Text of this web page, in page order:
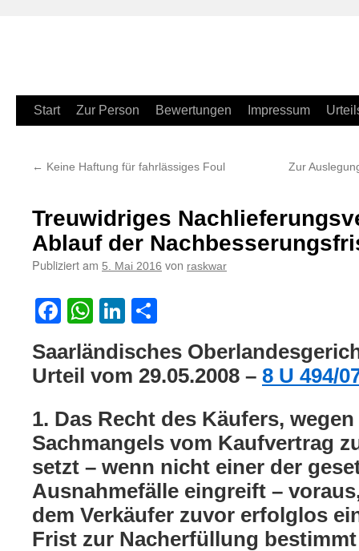
Zum
springen
Start Zur Person Bewertungen Impressum
← Keine Haftung für fahrlässiges Foul Zur
Treuwidriges
Ablauf der
Publiziert am 5. Mai 2016 von raskwar
Facebook
WhatsApp
LinkedIn
Saarländisches
Urteil vom 29.05.2008 – 8 U 494/
1. Das Recht des Käufers,
Sachmangels vom Kaufvertrag
setzt – wenn nicht einer der
Ausnahmefälle eingreift –
dem Verkäufer zuvor erfolglos
Frist zur Nacherfüllung bestimmt